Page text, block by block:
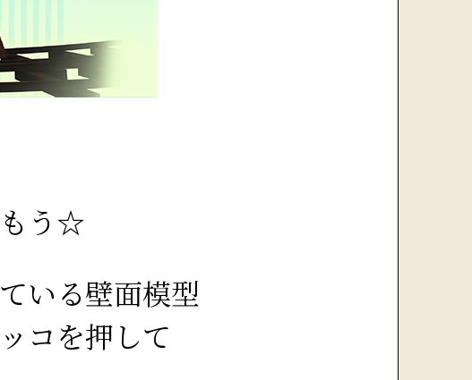
う☆
いる壁面模型
コを押して